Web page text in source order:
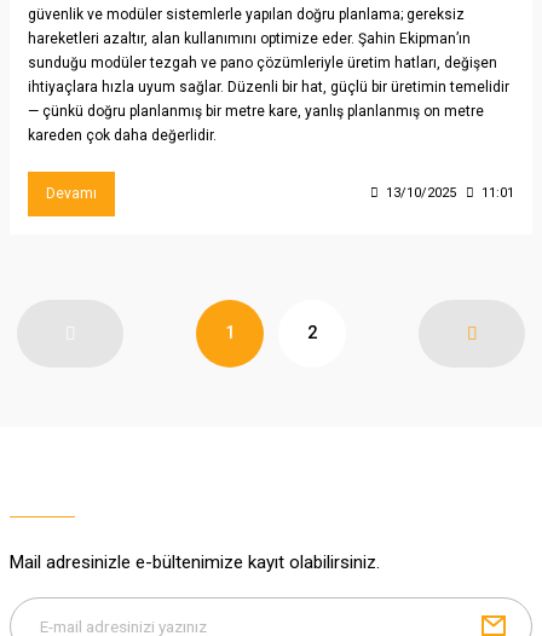
güvenlik ve modüler sistemlerle yapılan doğru planlama; gereksiz
hareketleri azaltır, alan kullanımını optimize eder. Şahin Ekipman’ın
sunduğu modüler tezgah ve pano çözümleriyle üretim hatları, değişen
ihtiyaçlara hızla uyum sağlar. Düzenli bir hat, güçlü bir üretimin temelidir
— çünkü doğru planlanmış bir metre kare, yanlış planlanmış on metre
kareden çok daha değerlidir.
Devamı 13/10/2025 11:01
1 2
Mail adresinizle e-bültenimize kayıt olabilirsiniz.